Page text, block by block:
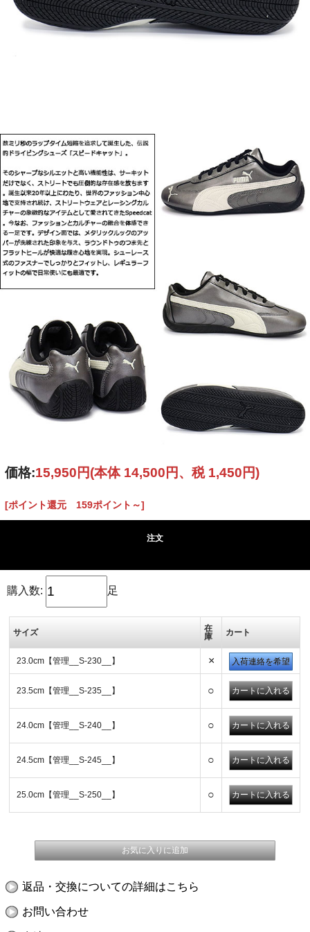
価格:15,950円(本体 14,500円、税 1,450円)
[ポイント還元 159ポイント～]
注文
購入数: 足
サイズ
在
庫
カート
23.0cm【管理__S-230__】 × 入荷連絡を希望
23.5cm【管理__S-235__】 ○
24.0cm【管理__S-240__】 ○
24.5cm【管理__S-245__】 ○
25.0cm【管理__S-250__】 ○
返品・交換についての詳細はこちら
お問い合わせ